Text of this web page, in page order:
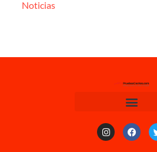
Noticias